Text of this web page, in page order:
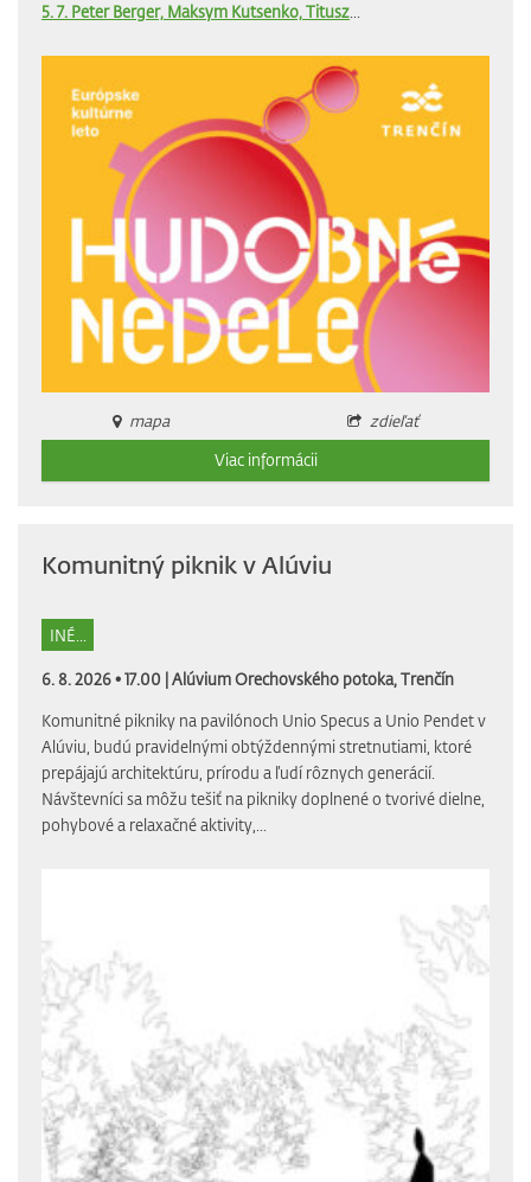
5. 7. Peter Berger, Maksym Kutsenko, Titusz
mapa
zdieľať
Viac informácii
Komunitný piknik v Alúviu
INÉ...
6. 8. 2026 • 17.00 |Alúvium Orechovského potoka, Trenčín
Komunitné pikniky na pavilónoch Unio Specus a Unio Pendet v
Alúviu, budú pravidelnými obtýždennými stretnutiami, ktoré
prepájajú architektúru, prírodu a ľudí rôznych generácií.
Návštevníci sa môžu tešiť na pikniky doplnené o tvorivé dielne,
pohybové a relaxačné aktivity,...